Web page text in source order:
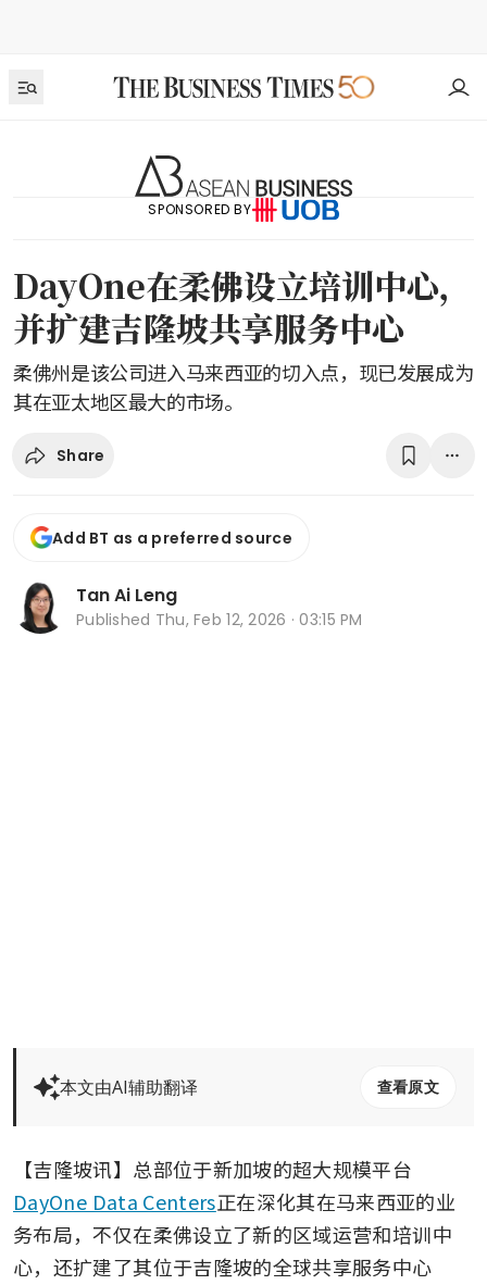
SPONSORED BY
DayOne在柔佛设立培训中心，
并扩建吉隆坡共享服务中心
柔佛州是该公司进入马来西亚的切入点，现已发展成为
其在亚太地区最大的市场。
Share
Add BT as a preferred source
Tan Ai Leng
Published Thu, Feb 12, 2026 · 03:15 PM
本文由AI辅助翻译 查看原文
【吉隆坡讯】总部位于新加坡的超大规模平台
DayOne Data Centers正在深化其在马来西亚的业
务布局，不仅在柔佛设立了新的区域运营和培训中
心，还扩建了其位于吉隆坡的全球共享服务中心